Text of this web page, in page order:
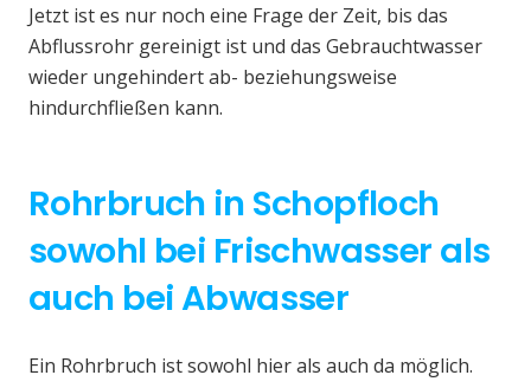
Jetzt ist es nur noch eine Frage der Zeit, bis das
Abflussrohr gereinigt ist und das Gebrauchtwasser
wieder ungehindert ab- beziehungsweise
hindurchfließen kann.
Rohrbruch in Schopfloch
sowohl bei Frischwasser als
auch bei Abwasser
Ein Rohrbruch ist sowohl hier als auch da möglich.